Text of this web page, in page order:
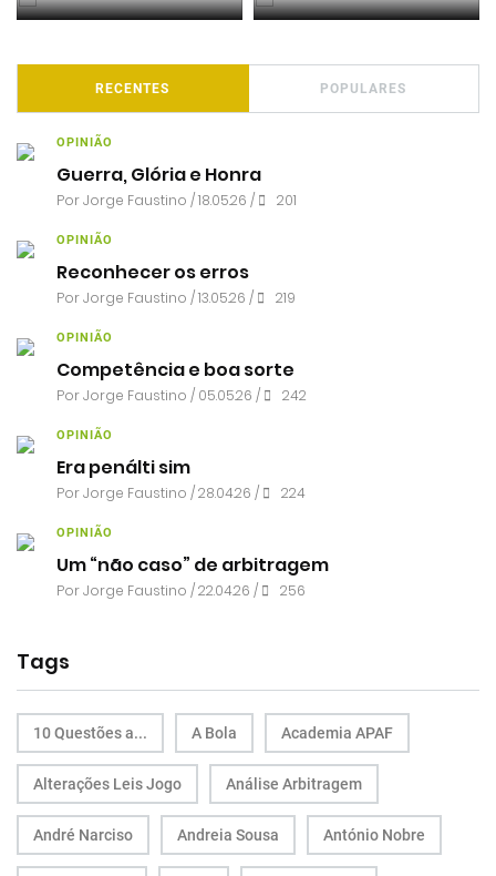
RECENTES POPULARES
OPINIÃO
Guerra, Glória e Honra
PorJorge Faustino / 18.05.26 / 201
OPINIÃO
Reconhecer os erros
PorJorge Faustino / 13.05.26 / 219
OPINIÃO
Competência e boa sorte
PorJorge Faustino / 05.05.26 / 242
OPINIÃO
Era penálti sim
PorJorge Faustino / 28.04.26 / 224
OPINIÃO
Um “não caso” de arbitragem
PorJorge Faustino / 22.04.26 / 256
Tags
10 Questões a... A Bola Academia APAF
Alterações Leis Jogo Análise Arbitragem
André Narciso Andreia Sousa António Nobre